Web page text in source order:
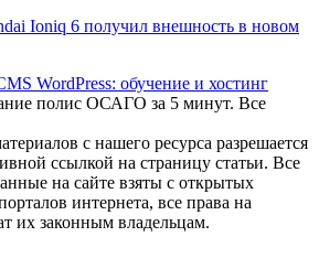
Ioniq 6 получил внешность в новом
полис ОСАГО за 5 минут. Все
с нашего ресурса разрешается
ссылкой на страницу статьи. Все
на сайте взяты с открытых
интернета, все права на
их законным владельцам.